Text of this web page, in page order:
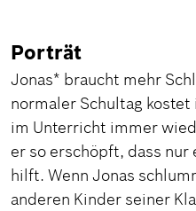
Porträt
Jonas* braucht mehr
normaler Schultag
im Unterricht immer
er so erschöpft, dass
hilft. Wenn Jonas
anderen Kinder seiner